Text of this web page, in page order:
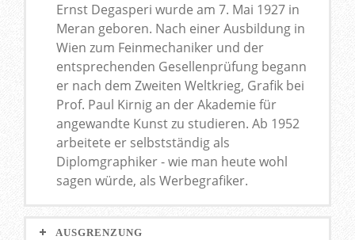
Ernst Degasperi wurde am 7. Mai 1927 in
Meran geboren. Nach einer Ausbildung in
Wien zum Feinmechaniker und der
entsprechenden Gesellenprüfung begann
er nach dem Zweiten Weltkrieg, Grafik bei
Prof. Paul Kirnig an der Akademie für
angewandte Kunst zu studieren. Ab 1952
arbeitete er selbstständig als
Diplomgraphiker - wie man heute wohl
sagen würde, als Werbegrafiker.
AUSGRENZUNG